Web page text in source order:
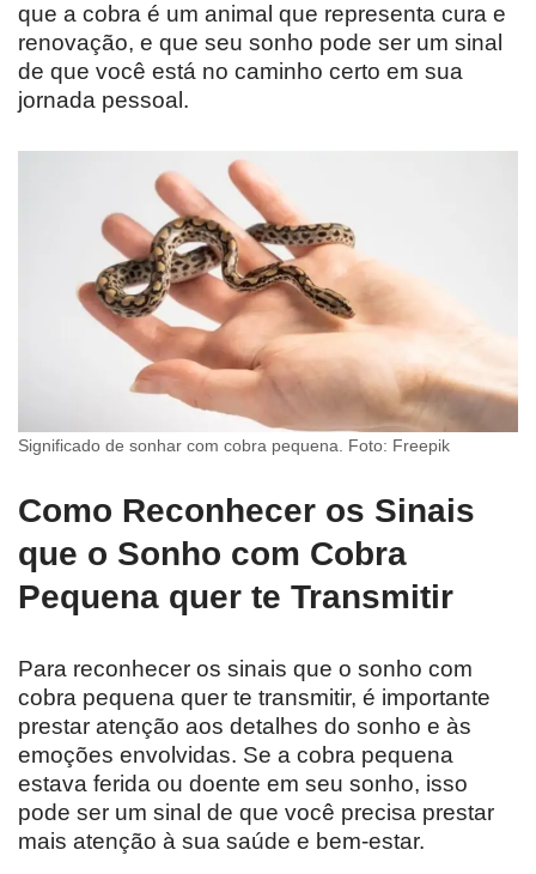
que a cobra é um animal que representa cura e
renovação, e que seu sonho pode ser um sinal
de que você está no caminho certo em sua
jornada pessoal.
Significado de sonhar com cobra pequena. Foto: Freepik
Como Reconhecer os Sinais
que o Sonho com Cobra
Pequena quer te Transmitir
Para reconhecer os sinais que o sonho com
cobra pequena quer te transmitir, é importante
prestar atenção aos detalhes do sonho e às
emoções envolvidas. Se a cobra pequena
estava ferida ou doente em seu sonho, isso
pode ser um sinal de que você precisa prestar
mais atenção à sua saúde e bem-estar.